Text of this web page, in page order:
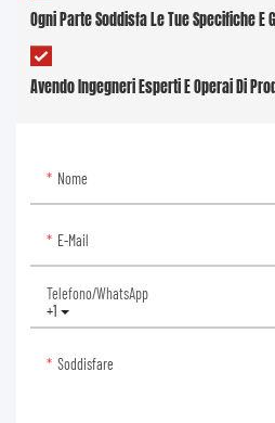
Ogni Parte Soddisfa Le Tue Specifiche E
Avendo Ingegneri Esperti E Operai Di
Nome
E-Mail
+1
Telefono/WhatsApp
Soddisfare